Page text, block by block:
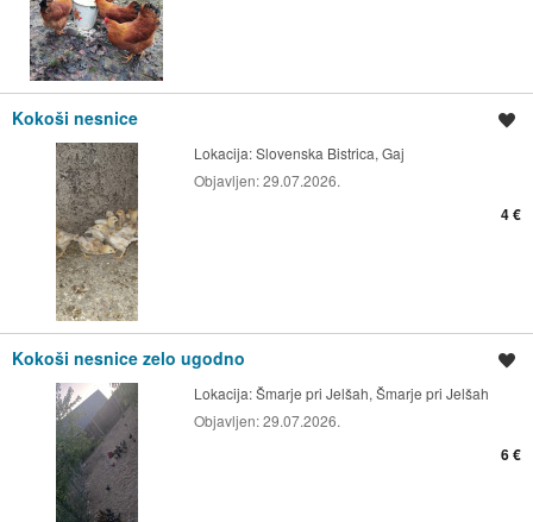
Kokoši nesnice
Lokacija:Slovenska Bistrica, Gaj
Objavljen:29.07.2026.
4 €
Kokoši nesnice zelo ugodno
Lokacija:Šmarje pri Jelšah, Šmarje pri Jelšah
Objavljen:29.07.2026.
6 €